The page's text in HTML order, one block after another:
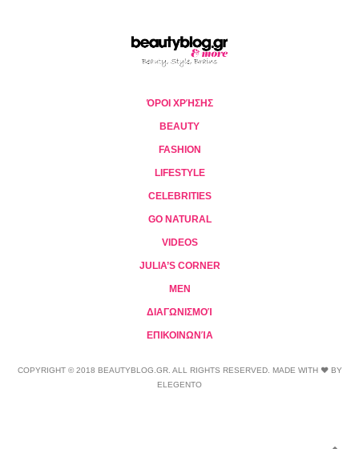
ΌΡΟΙ ΧΡΉΣΗΣ
BEAUTY
FASHION
LIFESTYLE
CELEBRITIES
GO NATURAL
VIDEOS
JULIA’S CORNER
MEN
ΔΙΑΓΩΝΙΣΜΟΊ
ΕΠΙΚΟΙΝΩΝΊΑ
COPYRIGHT © 2018 BEAUTYBLOG.GR. ALL RIGHTS RESERVED. MADE WITH ❤ BY
ELEGENTO